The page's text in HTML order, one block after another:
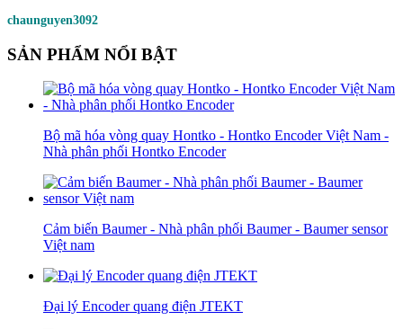
chaunguyen3092
SẢN PHẨM NỔI BẬT
Bộ mã hóa vòng quay Hontko - Hontko Encoder Việt Nam -
Nhà phân phối Hontko Encoder
Cảm biến Baumer - Nhà phân phối Baumer - Baumer sensor
Việt nam
Đại lý Encoder quang điện JTEKT